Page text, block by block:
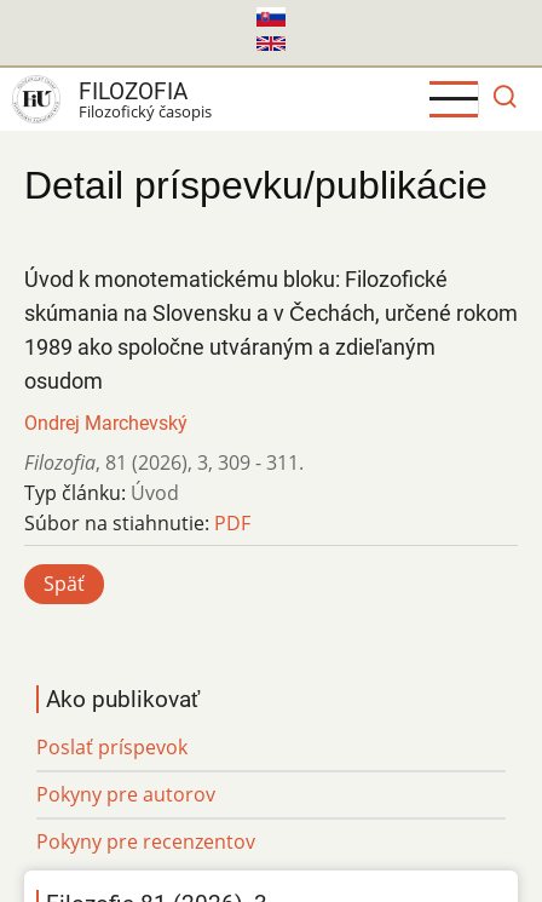
hlavný
obsah
FILOZOFIA
Filozofický časopis
Detail príspevku/publikácie
Úvod k monotematickému bloku: Filozofické
skúmania na Slovensku a v Čechách, určené rokom
1989 ako spoločne utváraným a zdieľaným
osudom
Ondrej Marchevský
Filozofia, 81 (2026), 3, 309 - 311.
Typ článku: Úvod
Súbor na stiahnutie: PDF
Späť
Ako publikovať
Poslať príspevok
Pokyny pre autorov
Pokyny pre recenzentov